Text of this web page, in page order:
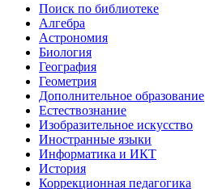
Поиск по библиотеке
Алгебра
Астрономия
Биология
География
Геометрия
Дополнительное образование
Естествознание
Изобразительное искусство
Иностранные языки
Информатика и ИКТ
История
Коррекционная педагогика